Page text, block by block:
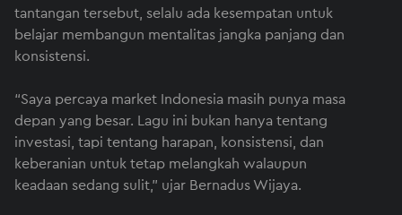
tantangan tersebut, selalu ada kesempatan untuk
belajar membangun mentalitas jangka panjang dan
konsistensi.
“Saya percaya market Indonesia masih punya masa
depan yang besar. Lagu ini bukan hanya tentang
investasi, tapi tentang harapan, konsistensi, dan
keberanian untuk tetap melangkah walaupun
keadaan sedang sulit,” ujar Bernadus Wijaya.